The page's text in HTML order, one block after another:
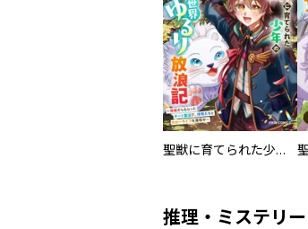
聖獣に育てられた少年の異世界ゆるり放浪記～神様からもらったチート魔法で、仲間たちとスローライフを満喫中～
推理・ミステリー